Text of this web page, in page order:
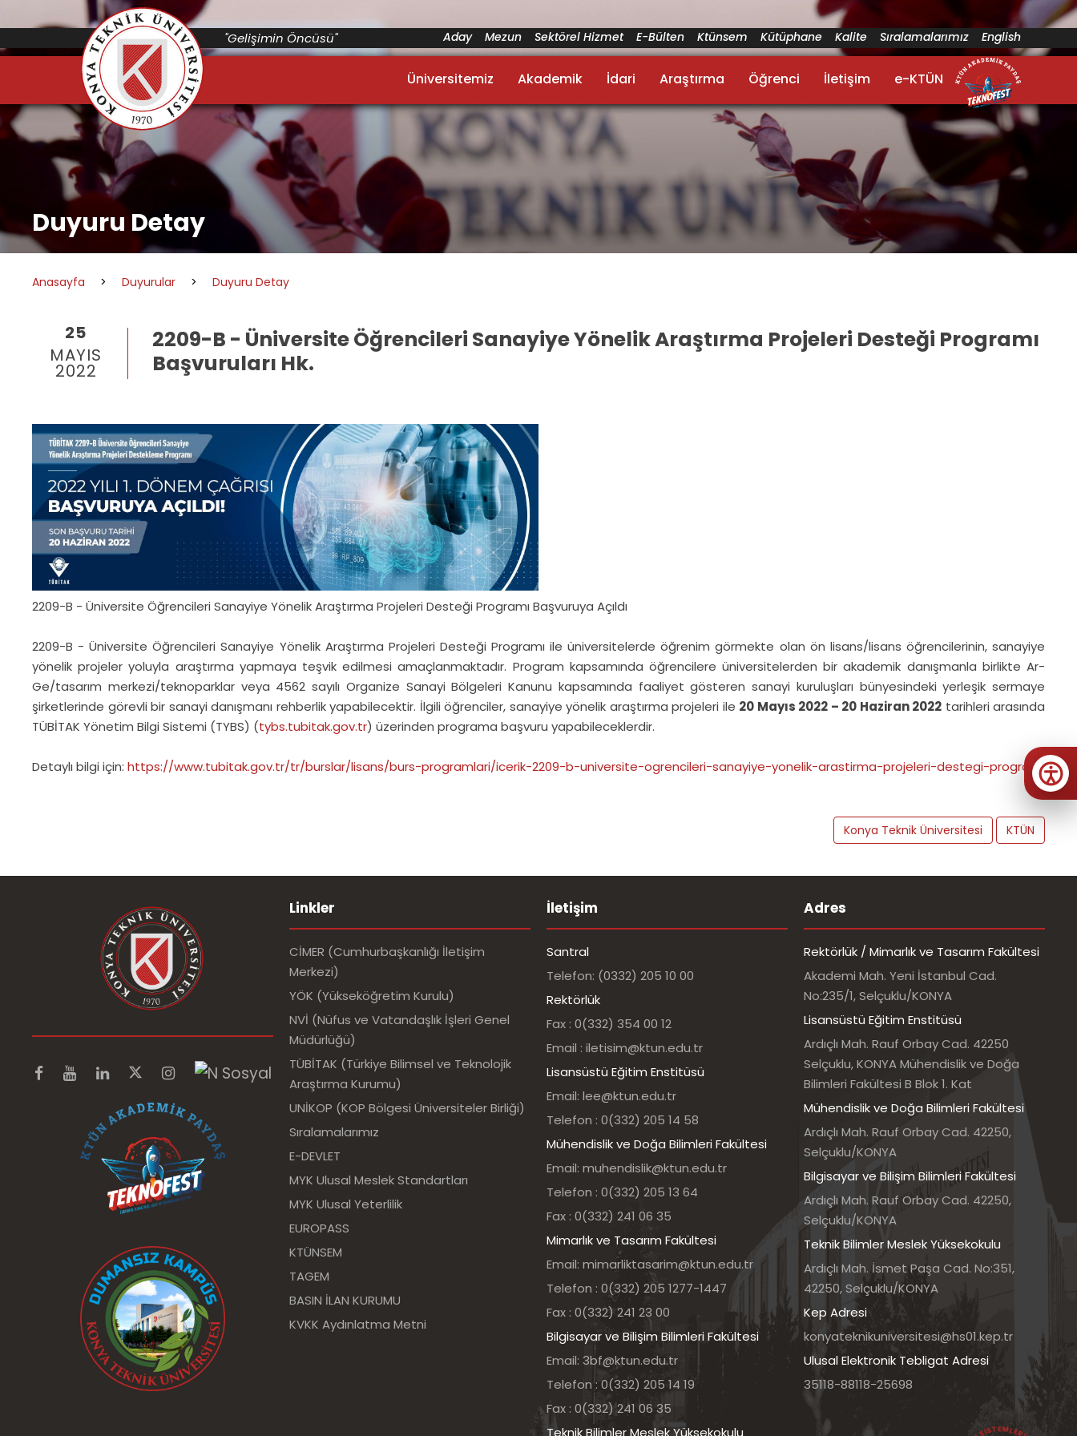
"Gelişimin Öncüsü" Aday Mezun Sektörel Hizmet E-Bülten Ktünsem Kütüphane Kalite Sıralamalarımız English
Üniversitemiz Akademik İdari Araştırma Öğrenci İletişim e-KTÜN
Duyuru Detay
Anasayfa > Duyurular > Duyuru Detay
25
MAYIS
2022
2209-B - Üniversite Öğrencileri Sanayiye Yönelik Araştırma Projeleri Desteği Programı
Başvuruları Hk.
2209-B - Üniversite Öğrencileri Sanayiye Yönelik Araştırma Projeleri Desteği Programı Başvuruya Açıldı
2209-B - Üniversite Öğrencileri Sanayiye Yönelik Araştırma Projeleri Desteği Programı ile üniversitelerde öğrenim görmekte olan ön lisans/lisans öğrencilerinin, sanayiye
yönelik projeler yoluyla araştırma yapmaya teşvik edilmesi amaçlanmaktadır. Program kapsamında öğrencilere üniversitelerden bir akademik danışmanla birlikte Ar-
Ge/tasarım merkezi/teknoparklar veya 4562 sayılı Organize Sanayi Bölgeleri Kanunu kapsamında faaliyet gösteren sanayi kuruluşları bünyesindeki yerleşik sermaye
şirketlerinde görevli bir sanayi danışmanı rehberlik yapabilecektir. İlgili öğrenciler, sanayiye yönelik araştırma projeleri ile 20 Mayıs 2022 – 20 Haziran 2022 tarihleri arasında
TÜBİTAK Yönetim Bilgi Sistemi (TYBS) (tybs.tubitak.gov.tr) üzerinden programa başvuru yapabileceklerdir.
Detaylı bilgi için: https://www.tubitak.gov.tr/tr/burslar/lisans/burs-programlari/icerik-2209-b-universite-ogrencileri-sanayiye-yonelik-arastirma-projeleri-destegi-programi
Konya Teknik Üniversitesi KTÜN
Linkler
CİMER (Cumhurbaşkanlığı İletişim
Merkezi)
YÖK (Yükseköğretim Kurulu)
NVİ (Nüfus ve Vatandaşlık İşleri Genel
Müdürlüğü)
TÜBİTAK (Türkiye Bilimsel ve Teknolojik
Araştırma Kurumu)
UNİKOP (KOP Bölgesi Üniversiteler Birliği)
Sıralamalarımız
E-DEVLET
MYK Ulusal Meslek Standartları
MYK Ulusal Yeterlilik
EUROPASS
KTÜNSEM
TAGEM
BASIN İLAN KURUMU
KVKK Aydınlatma Metni
İletişim
Santral
Telefon: (0332) 205 10 00
Rektörlük
Fax : 0(332) 354 00 12
Email : iletisim@ktun.edu.tr
Lisansüstü Eğitim Enstitüsü
Email: lee@ktun.edu.tr
Telefon : 0(332) 205 14 58
Mühendislik ve Doğa Bilimleri Fakültesi
Email: muhendislik@ktun.edu.tr
Telefon : 0(332) 205 13 64
Fax : 0(332) 241 06 35
Mimarlık ve Tasarım Fakültesi
Email: mimarliktasarim@ktun.edu.tr
Telefon : 0(332) 205 1277-1447
Fax : 0(332) 241 23 00
Bilgisayar ve Bilişim Bilimleri Fakültesi
Email: 3bf@ktun.edu.tr
Telefon : 0(332) 205 14 19
Fax : 0(332) 241 06 35
Adres
Rektörlük / Mimarlık ve Tasarım Fakültesi
Akademi Mah. Yeni İstanbul Cad.
No:235/1, Selçuklu/KONYA
Lisansüstü Eğitim Enstitüsü
Ardıçlı Mah. Rauf Orbay Cad. 42250
Selçuklu, KONYA Mühendislik ve Doğa
Bilimleri Fakültesi B Blok 1. Kat
Mühendislik ve Doğa Bilimleri Fakültesi
Ardıçlı Mah. Rauf Orbay Cad. 42250,
Selçuklu/KONYA
Bilgisayar ve Bilişim Bilimleri Fakültesi
Ardıçlı Mah. Rauf Orbay Cad. 42250,
Selçuklu/KONYA
Teknik Bilimler Meslek Yüksekokulu
Ardıçlı Mah. İsmet Paşa Cad. No:351,
42250, Selçuklu/KONYA
Kep Adresi
konyateknikuniversitesi@hs01.kep.tr
Ulusal Elektronik Tebligat Adresi
35118-88118-25698